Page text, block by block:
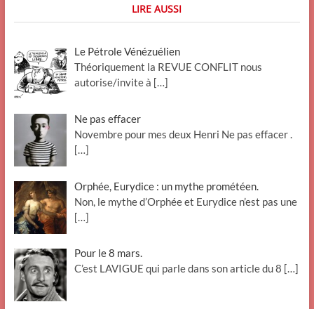
LIRE AUSSI
Le Pétrole Vénézuélien
Théoriquement la REVUE CONFLIT nous
autorise/invite à […]
Ne pas effacer
Novembre pour mes deux Henri Ne pas effacer .
[…]
Orphée, Eurydice : un mythe prométéen.
Non, le mythe d’Orphée et Eurydice n’est pas une
[…]
Pour le 8 mars.
C’est LAVIGUE qui parle dans son article du 8 […]